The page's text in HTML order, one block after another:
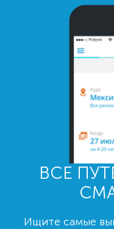
ВСЕ
Ищите самые